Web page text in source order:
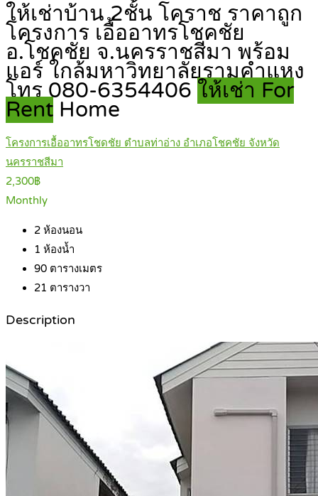
ให้เช่าบ้าน 2ชั้น โคราช ราคาถูก
โครงการ เอื้ออาทรโชคชัย
อ.โชคชัย จ.นครราชสีมา พร้อม
แอร์ ใกล้มหาวิทยาลัยรามคำแหง
โทร 080-6354406 ให้เช่า For
Rent Home
โครงการเอื้ออาทรโชดชัย ตำบลท่าอ่าง อำเภอโชคชัย จังหวัด
นครราชสีมา
2,300฿
Monthly
2 ห้องนอน
1 ห้องน้ำ
90 ตารางเมตร
21 ตารางวา
Description